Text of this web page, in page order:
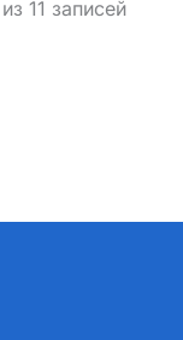
11 записей